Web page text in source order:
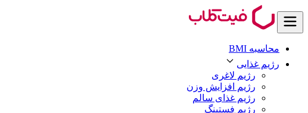
محاسبه BMI
رژیم غذایی
رژیم لاغری
رژیم افزایش وزن
رژیم غذای سالم
رژیم فستینگ